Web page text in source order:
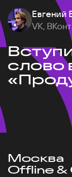
Евгений
VK,
слово
Москва
Offline &